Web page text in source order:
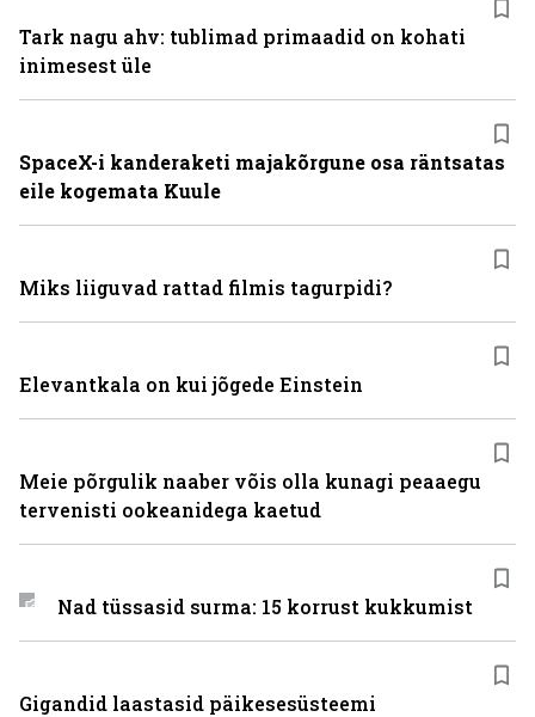
Tark nagu ahv: tublimad primaadid on kohati
inimesest üle
SpaceX-i kanderaketi majakõrgune osa räntsatas
eile kogemata Kuule
Miks liiguvad rattad filmis tagurpidi?
Elevantkala on kui jõgede Einstein
Meie põrgulik naaber võis olla kunagi peaaegu
tervenisti ookeanidega kaetud
Nad tüssasid surma: 15 korrust kukkumist
Gigandid laastasid päikesesüsteemi